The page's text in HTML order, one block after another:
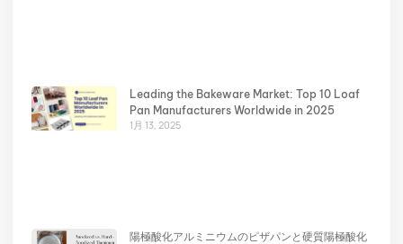
Leading the Bakeware Market: Top 10 Loaf
Pan Manufacturers Worldwide in 2025
1月 13, 2025
陽極酸化アルミニウムのピザパンと硬質陽極酸化